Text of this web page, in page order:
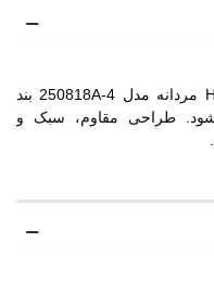
با کفش ساقدار و طبیعت گردی Humtto مردانه مدل 250818A-4 بند
طراحی مقاوم، سبک و